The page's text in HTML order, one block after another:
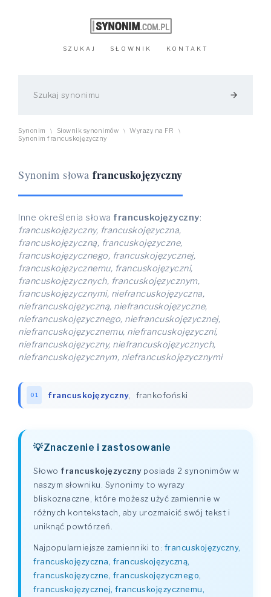
SZUKAJ SŁOWNIK KONTAKT
arrow_forward
Synonim \ Słownik synonimów \ Wyrazy na FR \
Synonim francuskojęzyczny
Synonim słowa francuskojęzyczny
Inne określenia słowa francuskojęzyczny:
francuskojęzyczny, francuskojęzyczna,
francuskojęzyczną, francuskojęzyczne,
francuskojęzycznego, francuskojęzycznej,
francuskojęzycznemu, francuskojęzyczni,
francuskojęzycznych, francuskojęzycznym,
francuskojęzycznymi, niefrancuskojęzyczna,
niefrancuskojęzyczną, niefrancuskojęzyczne,
niefrancuskojęzycznego, niefrancuskojęzycznej,
niefrancuskojęzycznemu, niefrancuskojęzyczni,
niefrancuskojęzyczny, niefrancuskojęzycznych,
niefrancuskojęzycznym, niefrancuskojęzycznymi
01 francuskojęzyczny, frankofoński
Znaczenie i zastosowanie
Słowo francuskojęzycznyposiada 2 synonimów w
naszym słowniku. Synonimy to wyrazy
bliskoznaczne, które możesz użyć zamiennie w
różnych kontekstach, aby urozmaicić swój tekst i
uniknąć powtórzeń.
Najpopularniejsze zamienniki to: francuskojęzyczny,
francuskojęzyczna, francuskojęzyczną,
francuskojęzyczne, francuskojęzycznego,
francuskojęzycznej, francuskojęzycznemu,